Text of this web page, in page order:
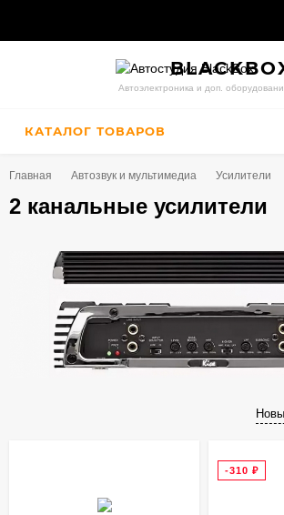
BLACK
Автоэлектроника и доп.
КАТАЛОГ ТОВАРОВ
Главная Автозвук и мультимедиа Усилители
2 канальные усилители
-310 ₽